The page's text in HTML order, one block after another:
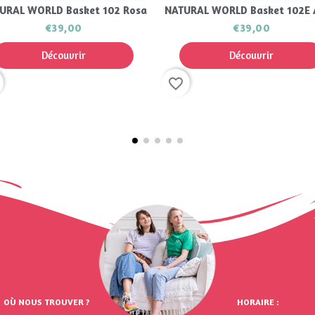
Aperçu rapide
WORLD Basket 102 Rosa
€39,00
Découvrir
 Aperçu rapide
NATURAL WORLD Basket 102E
€39,00
Découvrir
OÙ NOUS TROUVER ? HORAIRE :